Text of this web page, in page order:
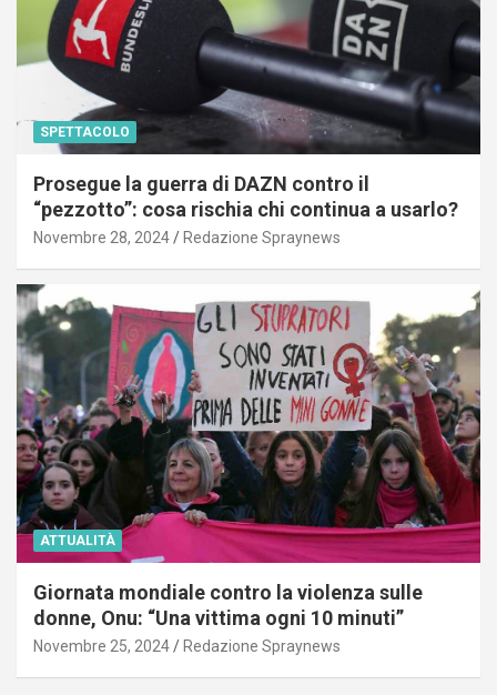
SPETTACOLO
Prosegue la guerra di DAZN contro il
“pezzotto”: cosa rischia chi continua a usarlo?
Novembre 28, 2024 Redazione Spraynews
ATTUALITÀ
Giornata mondiale contro la violenza sulle
donne, Onu: “Una vittima ogni 10 minuti”
Novembre 25, 2024 Redazione Spraynews